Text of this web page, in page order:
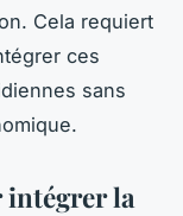
Cela requiert
ces
sans
intégrer la